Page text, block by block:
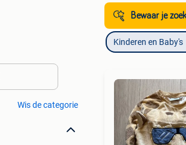
Wis de categorie
Bewaar je
Kinderen en Baby's